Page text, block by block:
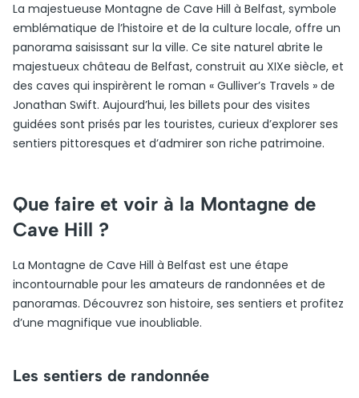
La majestueuse Montagne de Cave Hill à Belfast, symbole
emblématique de l’histoire et de la culture locale, offre un
panorama saisissant sur la ville. Ce site naturel abrite le
majestueux château de Belfast, construit au XIXe siècle, et
des caves qui inspirèrent le roman « Gulliver’s Travels » de
Jonathan Swift. Aujourd’hui, les billets pour des visites
guidées sont prisés par les touristes, curieux d’explorer ses
sentiers pittoresques et d’admirer son riche patrimoine.
Que faire et voir à la Montagne de
Cave Hill ?
La Montagne de Cave Hill à Belfast est une étape
incontournable pour les amateurs de randonnées et de
panoramas. Découvrez son histoire, ses sentiers et profitez
d’une magnifique vue inoubliable.
Les sentiers de randonnée